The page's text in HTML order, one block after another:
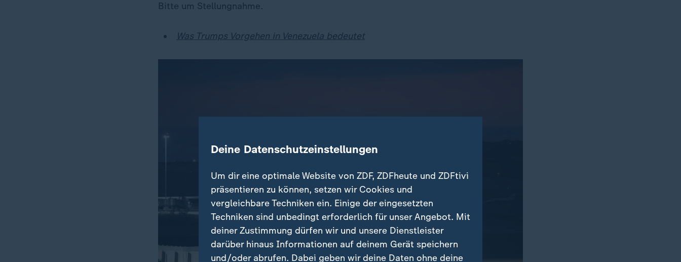
Bitte um Stellungnahme.
Was Trumps Vorgehen in Venezuela bedeutet
Deine Datenschutzeinstellungen
Um dir eine optimale Website von ZDF, ZDFheute und ZDFtivi
präsentieren zu können, setzen wir Cookies und
vergleichbare Techniken ein. Einige der eingesetzten
Techniken sind unbedingt erforderlich für unser Angebot. Mit
deiner Zustimmung dürfen wir und unsere Dienstleister
darüber hinaus Informationen auf deinem Gerät speichern
und/oder abrufen. Dabei geben wir deine Daten ohne deine